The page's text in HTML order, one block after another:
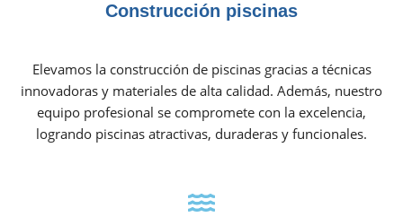
Construcción piscinas
Elevamos la construcción de piscinas gracias a técnicas
innovadoras y materiales de alta calidad. Además, nuestro
equipo profesional se compromete con la excelencia,
logrando piscinas atractivas, duraderas y funcionales.